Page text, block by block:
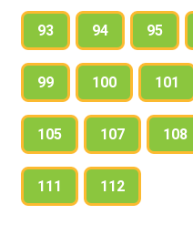
93 94 95
99 100 101
105 107 108
111 112